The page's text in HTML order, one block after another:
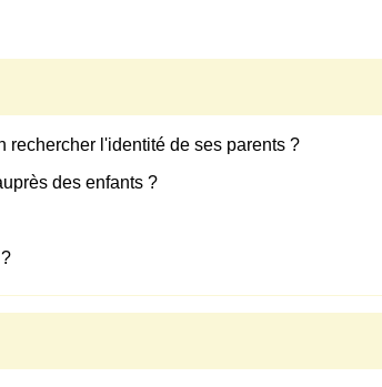
rechercher l'identité de ses parents ?
des enfants ?